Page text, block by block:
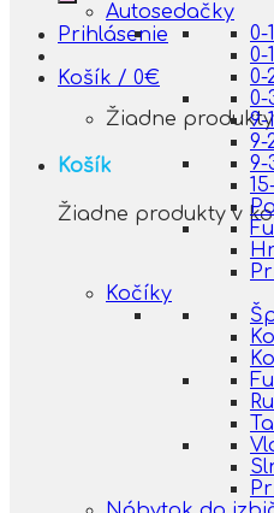
Prihlásenie
Košík / 0€
Žiadne
Košík
Žiadne produkty v
Autosedačky
0-
0-
0-
0-
9-
9-
9-
Kočíky